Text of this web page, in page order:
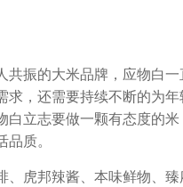
共振的大米品牌，应物白
求，还需要持续不断的为
白立志要做一颗有态度的
质。
、虎邦辣酱、本味鲜物、